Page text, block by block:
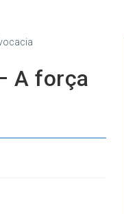
A força